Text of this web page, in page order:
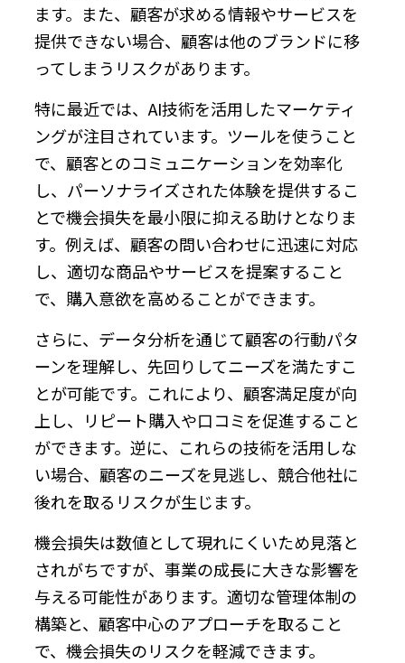
ます。また、顧客が求める情報やサービスを
提供できない場合、顧客は他のブランドに移
ってしまうリスクがあります。
特に最近では、AI技術を活用したマーケティ
ングが注目されています。ツールを使うこと
で、顧客とのコミュニケーションを効率化
し、パーソナライズされた体験を提供するこ
とで機会損失を最小限に抑える助けとなりま
す。例えば、顧客の問い合わせに迅速に対応
し、適切な商品やサービスを提案すること
で、購入意欲を高めることができます。
さらに、データ分析を通じて顧客の行動パタ
ーンを理解し、先回りしてニーズを満たすこ
とが可能です。これにより、顧客満足度が向
上し、リピート購入や口コミを促進すること
ができます。逆に、これらの技術を活用しな
い場合、顧客のニーズを見逃し、競合他社に
後れを取るリスクが生じます。
機会損失は数値として現れにくいため見落と
されがちですが、事業の成長に大きな影響を
与える可能性があります。適切な管理体制の
構築と、顧客中心のアプローチを取ること
で、機会損失のリスクを軽減できます。